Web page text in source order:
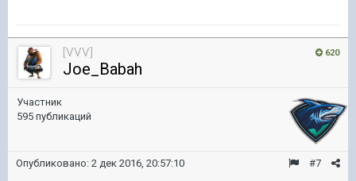
620
[VVV]
Joe_Babah
Участник
595 публикаций
#7
Опубликовано: 2 дек 2016, 20:57:10